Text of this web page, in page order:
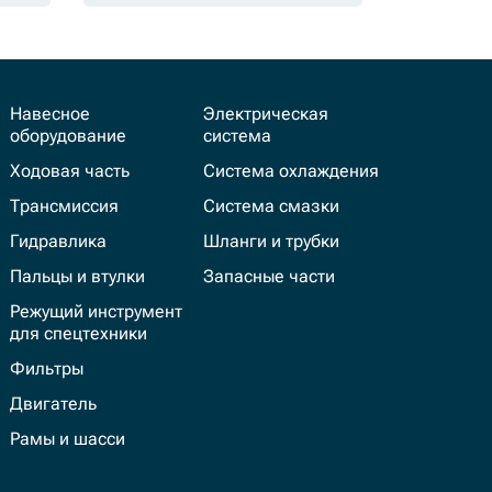
Навесное
оборудование
Ходовая часть
Трансмиссия
Гидравлика
Пальцы и втулки
Режущий инструмент
для спецтехники
Фильтры
Двигатель
Рамы и шасси
Электрическая
система
Система охлаждения
Система смазки
Шланги и трубки
Запасные части